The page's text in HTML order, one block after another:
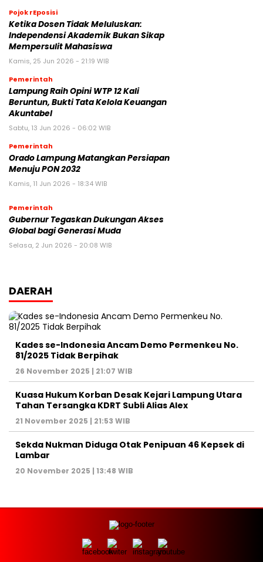
Pojok rEposisi
Ketika Dosen Tidak Meluluskan:
Independensi Akademik Bukan Sikap
Mempersulit Mahasiswa
Kamis, 25 Jun 2026 - 21:19 WIB
Pemerintah
Lampung Raih Opini WTP 12 Kali
Beruntun, Bukti Tata Kelola Keuangan
Akuntabel
Sabtu, 13 Jun 2026 - 06:02 WIB
Pemerintah
Orado Lampung Matangkan Persiapan
Menuju PON 2032
Kamis, 11 Jun 2026 - 18:34 WIB
Pemerintah
Gubernur Tegaskan Dukungan Akses
Global bagi Generasi Muda
Selasa, 2 Jun 2026 - 20:08 WIB
DAERAH
Kades se-Indonesia Ancam Demo Permenkeu No.
81/2025 Tidak Berpihak
26 November 2025 | 21:07 WIB
Kuasa Hukum Korban Desak Kejari Lampung Utara
Tahan Tersangka KDRT Subli Alias Alex
21 November 2025 | 21:53 WIB
Sekda Nukman Diduga Otak Penipuan 46 Kepsek di
Lambar
20 November 2025 | 13:48 WIB